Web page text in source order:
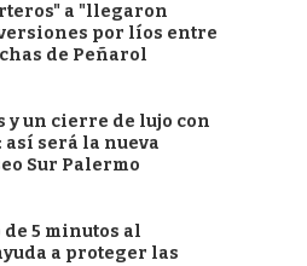
a "llegaron
por líos entre
de Peñarol
y un cierre de lujo con
así será la nueva
Sur Palermo
5 minutos al
a proteger las